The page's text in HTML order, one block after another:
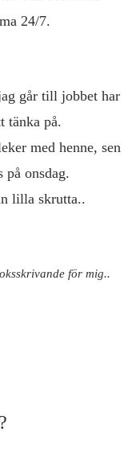
24/7.
går till jobbet har
tänka på.
med henne, sen
på onsdag.
lilla skrutta..
för mig..